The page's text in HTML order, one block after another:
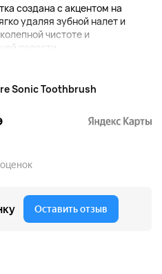
создана с акцентом на
удаляя зубной налет и
чистоте и
полости...
Sonic Toothbrush